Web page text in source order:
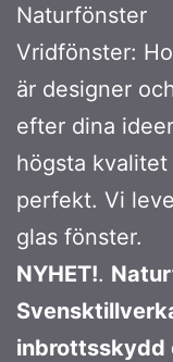
Naturfönster
Vridfönster:
är designer
efter dina
högsta
perfekt. Vi
glas fönster.
NYHET!.
inbrottsskydd